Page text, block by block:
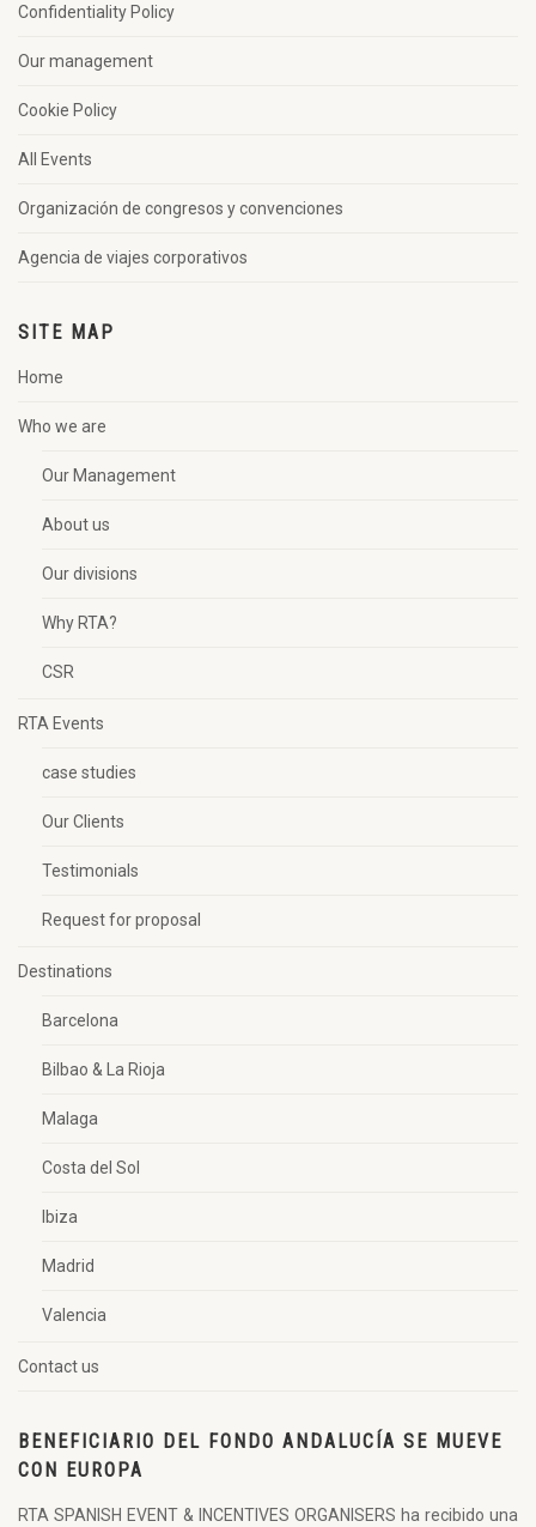
Confidentiality Policy
Our management
Cookie Policy
All Events
Organización de congresos y convenciones
Agencia de viajes corporativos
SITE MAP
Home
Who we are
Our Management
About us
Our divisions
Why RTA?
CSR
RTA Events
case studies
Our Clients
Testimonials
Request for proposal
Destinations
Barcelona
Bilbao & La Rioja
Malaga
Costa del Sol
Ibiza
Madrid
Valencia
Contact us
BENEFICIARIO DEL FONDO ANDALUCÍA SE MUEVE
CON EUROPA
RTA SPANISH EVENT & INCENTIVES ORGANISERS ha recibido una